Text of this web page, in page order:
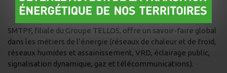
SMTPF, filiale du Groupe TELLOS, offre un savoir-faire global
dans les métiers de l’énergie (réseaux de chaleur et de froid,
réseaux humides et assainissement, VRD, éclairage public,
signalisation dynamique, gaz et télécommunications).